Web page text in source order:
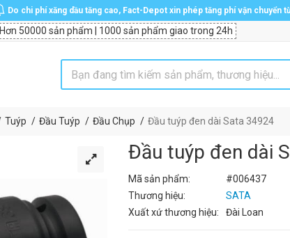
Do chi phí xăng dầu tăng cao, Fact-Depot xin phép tăng phí vận
Hơn 50000 sản phẩm | 1000 sản phẩm giao trong 24h
Tuýp Đầu Tuýp Đầu Chụp Đầu tuýp đen dài Sata 34924
Đầu tuýp đen dài
Mã sản phẩm:
#006437
Thương hiệu:
SATA
Xuất xứ thương hiệu:
Đài Loan